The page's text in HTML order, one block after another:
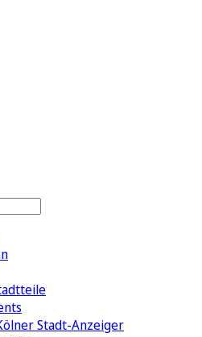
Stadt-Anzeiger